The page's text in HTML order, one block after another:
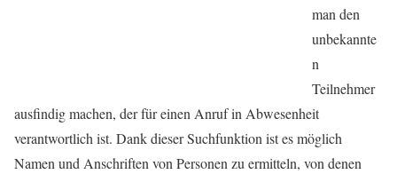
man den
unbekannte
n
Teilnehmer
ausfindig machen, der für einen Anruf in Abwesenheit
verantwortlich ist. Dank dieser Suchfunktion ist es möglich
Namen und Anschriften von Personen zu ermitteln, von denen